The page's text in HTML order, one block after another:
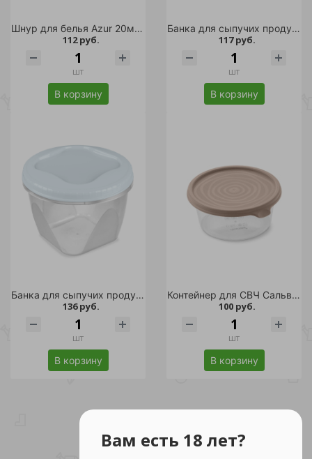
Вам есть 18 лет?
Шнур для белья Azur 20м (полипропилен)
112 руб.
шт
В корзину
Банка для сыпучих продуктов Тондо 0,9л с завинчивающейся крышкой кремовая /
117 руб.
шт
В корзину
Банка для сыпучих продуктов Тондо 1,2л с завинчивающейся крышкой светло-голубая
136 руб.
шт
В корзину
Контейнер для СВЧ Сальваре 0,5л мокко /
100 руб.
шт
В корзину